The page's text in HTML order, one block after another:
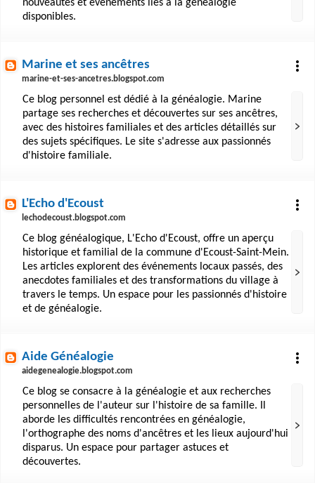
nouveautés et événements liés à la généalogie
disponibles.
Marine et ses ancêtres
marine-et-ses-ancetres.blogspot.com
Ce blog personnel est dédié à la généalogie. Marine
partage ses recherches et découvertes sur ses ancêtres,
avec des histoires familiales et des articles détaillés sur
des sujets spécifiques. Le site s'adresse aux passionnés
d'histoire familiale.
L'Echo d'Ecoust
lechodecoust.blogspot.com
Ce blog généalogique, L'Echo d'Ecoust, offre un aperçu
historique et familial de la commune d'Ecoust-Saint-Mein.
Les articles explorent des événements locaux passés, des
anecdotes familiales et des transformations du village à
travers le temps. Un espace pour les passionnés d'histoire
et de généalogie.
Aide Généalogie
aidegenealogie.blogspot.com
Ce blog se consacre à la généalogie et aux recherches
personnelles de l'auteur sur l'histoire de sa famille. Il
aborde les difficultés rencontrées en généalogie,
l'orthographe des noms d'ancêtres et les lieux aujourd'hui
disparus. Un espace pour partager astuces et
découvertes.